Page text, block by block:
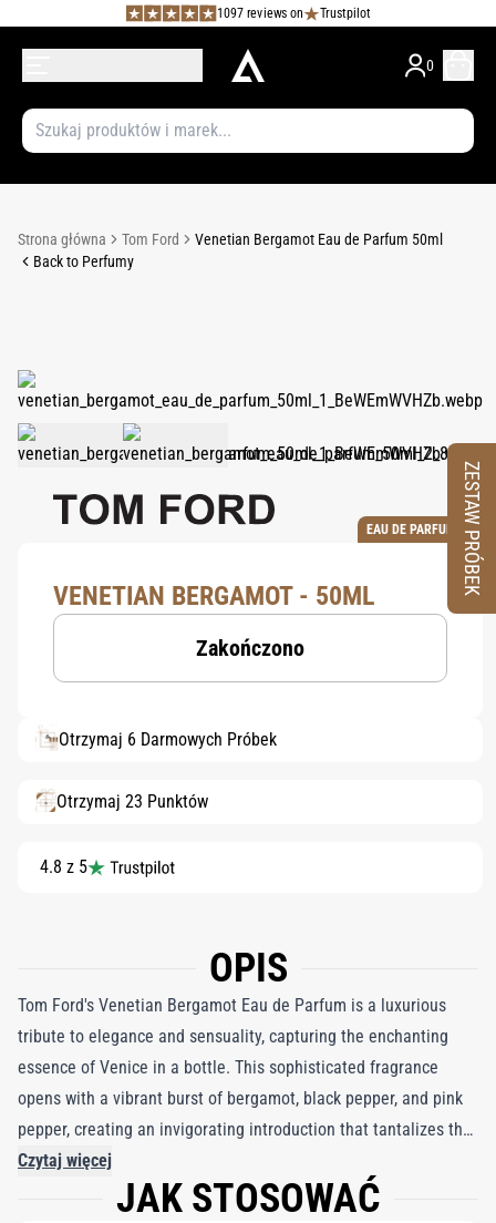
1097 reviews on Trustpilot
0
Strona główna Tom Ford
Venetian Bergamot Eau de Parfum 50ml
Back to Perfumy
EAU DE PARFUM
VENETIAN BERGAMOT - 50ML
Zakończono
Otrzymaj 6 Darmowych Próbek
Otrzymaj 23 Punktów
4.8 z 5
OPIS
Tom Ford's Venetian Bergamot Eau de Parfum is a luxurious
tribute to elegance and sensuality, capturing the enchanting
essence of Venice in a bottle. This sophisticated fragrance
opens with a vibrant burst of bergamot, black pepper, and pink
pepper, creating an invigorating introduction that tantalizes the
senses. At its heart, a lush floral medley of ylang-ylang,
magnolia, and gardenia envelops the wearer in a soft, opulent
Czytaj więcej
JAK STOSOWAĆ
ZESTAW PRÓBEK